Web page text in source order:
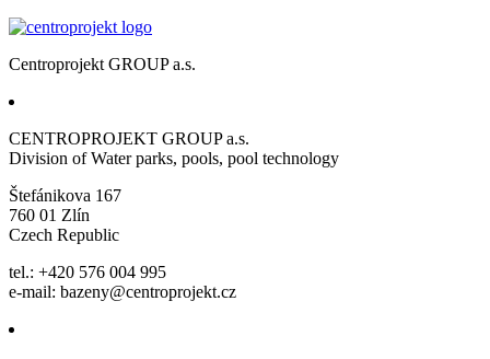
Centroprojekt GROUP a.s.
CENTROPROJEKT GROUP a.s.
Division of Water parks, pools, pool technology
Štefánikova 167
760 01 Zlín
Czech Republic
tel.: +420 576 004 995
e-mail: bazeny@centroprojekt.cz